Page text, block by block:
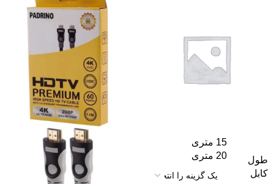
طول
کابل
15 متری
20 متری